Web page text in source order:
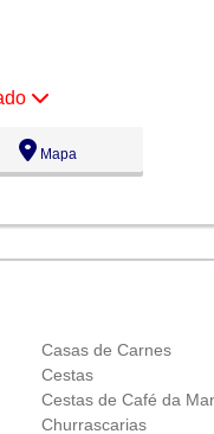
Mapa
Casas de Carnes
Cestas
Cestas de Café da
Churrascarias